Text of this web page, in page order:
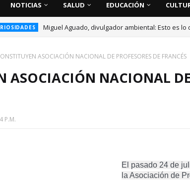
NOTICIAS SALUD EDUCACIÓN
Miguel Aguado, divulgador ambiental: Esto es
ASOCIACIÓN NACIONAL DE PROFESORES DE FRANCÉS
ASOCIACIÓN NACIONAL DE
P.m.
El pasado 24 de
la Asociación de